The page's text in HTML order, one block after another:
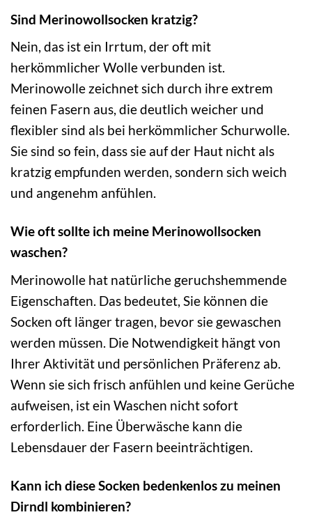
Sind Merinowollsocken kratzig?
Nein, das ist ein Irrtum, der oft mit
herkömmlicher Wolle verbunden ist.
Merinowolle zeichnet sich durch ihre extrem
feinen Fasern aus, die deutlich weicher und
flexibler sind als bei herkömmlicher Schurwolle.
Sie sind so fein, dass sie auf der Haut nicht als
kratzig empfunden werden, sondern sich weich
und angenehm anfühlen.
Wie oft sollte ich meine Merinowollsocken
waschen?
Merinowolle hat natürliche geruchshemmende
Eigenschaften. Das bedeutet, Sie können die
Socken oft länger tragen, bevor sie gewaschen
werden müssen. Die Notwendigkeit hängt von
Ihrer Aktivität und persönlichen Präferenz ab.
Wenn sie sich frisch anfühlen und keine Gerüche
aufweisen, ist ein Waschen nicht sofort
erforderlich. Eine Überwäsche kann die
Lebensdauer der Fasern beeinträchtigen.
Kann ich diese Socken bedenkenlos zu meinen
Dirndl kombinieren?